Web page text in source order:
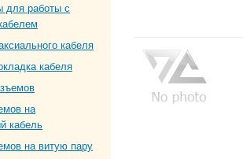
для работы с
кабеля
кабеля
на
кабель
на витую пару